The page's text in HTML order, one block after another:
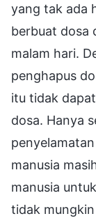
yang tak ada
berbuat dosa
malam hari.
penghapus
itu tidak
dosa. Hanya
manusia
manusia
tidak